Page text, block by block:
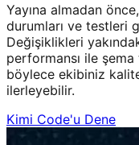
Yayına almadan
durumları ve testleri
Değişiklikleri
performansı ile
böylece ekibiniz
ilerleyebilir.
Kimi Code'u Dene